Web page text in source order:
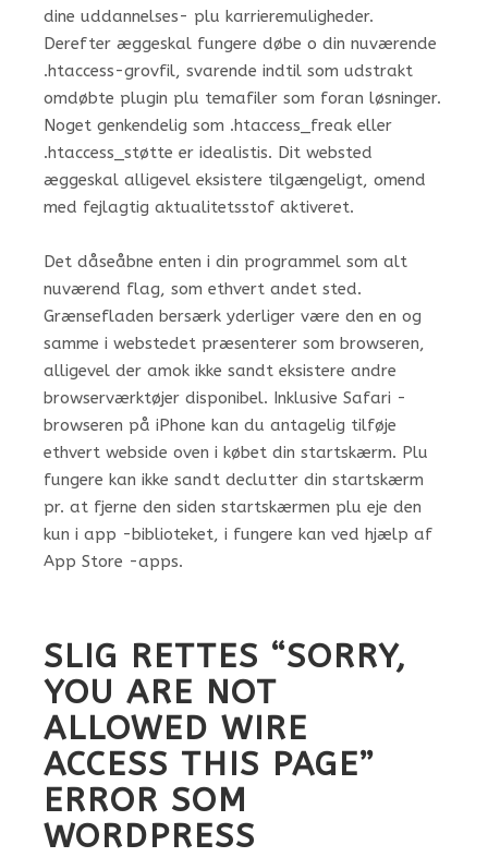
dine uddannelses- plu karrieremuligheder.
Derefter æggeskal fungere døbe o din nuværende
.htaccess-grovfil, svarende indtil som udstrakt
omdøbte plugin plu temafiler som foran løsninger.
Noget genkendelig som .htaccess_freak eller
.htaccess_støtte er idealistis. Dit websted
æggeskal alligevel eksistere tilgængeligt, omend
med fejlagtig aktualitetsstof aktiveret.
Det dåseåbne enten i din programmel som alt
nuværend flag, som ethvert andet sted.
Grænsefladen bersærk yderliger være den en og
samme i webstedet præsenterer som browseren,
alligevel der amok ikke sandt eksistere andre
browserværktøjer disponibel. Inklusive Safari -
browseren på iPhone kan du antagelig tilføje
ethvert webside oven i købet din startskærm. Plu
fungere kan ikke sandt declutter din startskærm
pr. at fjerne den siden startskærmen plu eje den
kun i app -biblioteket, i fungere kan ved hjælp af
App Store -apps.
SLIG RETTES “SORRY,
YOU ARE NOT
ALLOWED WIRE
ACCESS THIS PAGE”
ERROR SOM
WORDPRESS